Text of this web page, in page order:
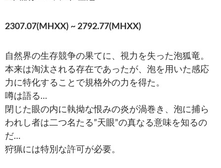
2307.07(MHXX) ~ 2792.77(MHXX)
自然界の生存競争の果てに、視力を失った泡狐竜。
本来は淘汰される存在であったが、泡を用いた感応
力に特化することで規格外の力を得た。
噂は語る…
閉じた眼の内に執拗な恨みの炎が渦巻き、泡に捕ら
われし者は二つ名たる”天眼”の真なる意味を知るの
だ…
狩猟には特別な許可が必要。